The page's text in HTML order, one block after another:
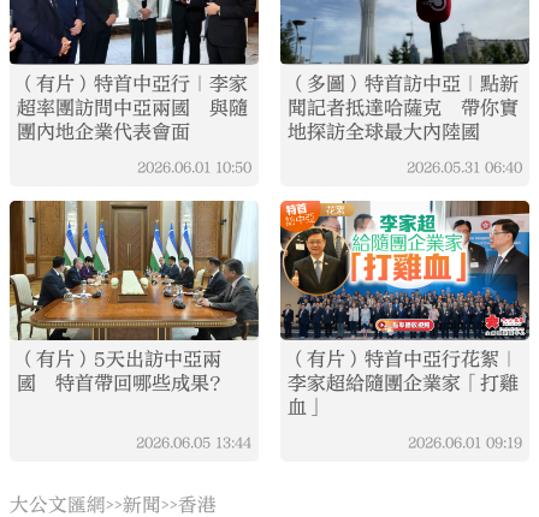
（有片）特首中亞行｜李家
超率團訪問中亞兩國 與隨
團內地企業代表會面
2026.06.01 10:50
（多圖）特首訪中亞｜點新
聞記者抵達哈薩克 帶你實
地探訪全球最大內陸國
2026.05.31 06:40
（有片）5天出訪中亞兩
國 特首帶回哪些成果？
2026.06.05 13:44
（有片）特首中亞行花絮｜
李家超給隨團企業家「打雞
血」
2026.06.01 09:19
大公文匯網>>新聞>>香港